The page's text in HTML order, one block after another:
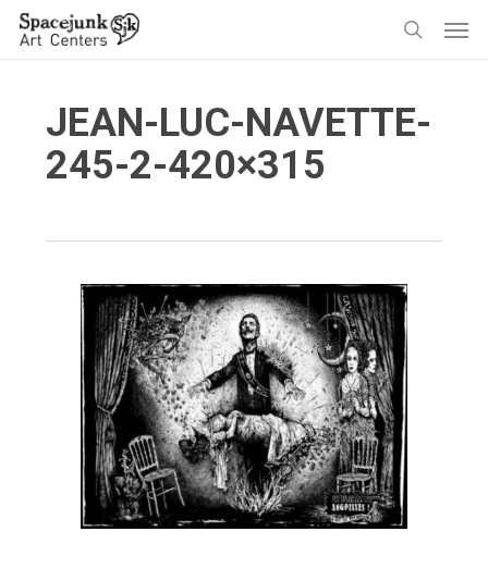
Skip
JEAN-LUC-NAVETTE-
245-2-420×315